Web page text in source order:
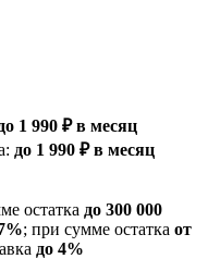
1 990 ₽ в месяц
до 1 990 ₽ в месяц
остатка до 300 000
; при сумме остатка от
до 4%